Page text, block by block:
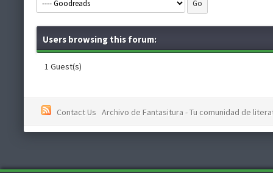
Users browsing this forum:
1 Guest(s)
Contact Us Archivo de Fantasitura - Tu comunidad de